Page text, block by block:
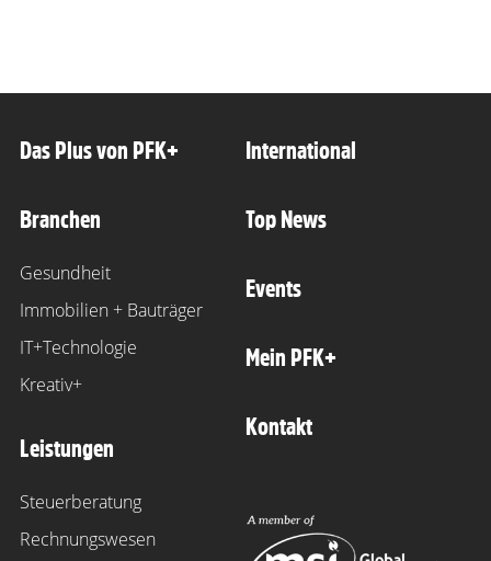
Das Plus von PFK+
Branchen
Gesundheit
Immobilien + Bauträger
IT+Technologie
Kreativ+
Leistungen
Steuerberatung
Rechnungswesen
International
Top News
Events
Mein PFK+
Kontakt